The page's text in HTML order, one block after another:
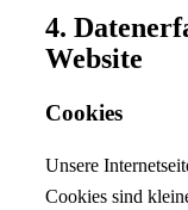
4.
Website
Cookies
Unsere
Cookies sind